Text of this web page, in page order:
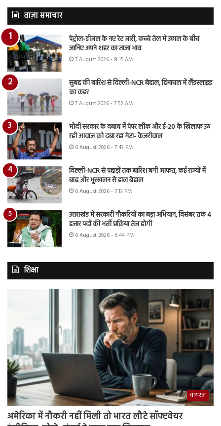
ताज़ा समाचार
पेट्रोल-डीजल के नए रेट जारी, कच्चे तेल में उछाल के बीच
जानिए अपने शहर का ताजा भाव
7 August 2026 - 8:15 AM
सुबह की बारिश से दिल्ली-NCR बेहाल, हिमाचल में लैंडस्लाइड
का कहर
7 August 2026 - 7:52 AM
मोदी सरकार के दबाव में पेपर लीक और ई-20 के खिलाफ उठ
रही आवाज को दबा रहा मेटा- केजरीवाल
6 August 2026 - 7:43 PM
दिल्ली-NCR से पहाड़ों तक बारिश बनी आफत, कई राज्यों में
बाढ़ और भूस्खलन से हाल बेहाल
6 August 2026 - 7:13 PM
उत्तराखंड में सरकारी नौकरियों का बड़ा अभियान, दिसंबर तक 4
हजार पदों की भर्ती प्रक्रिया तेज होगी
6 August 2026 - 6:44 PM
शिक्षा
वायरल
अमेरिका में नौकरी नहीं मिली तो भारत लौटे सॉफ्टवेयर